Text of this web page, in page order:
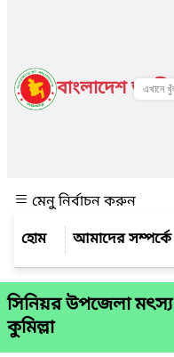
বাংলাদেশ
মেনু নির্বাচন করুন
আমাদের সম্পর্কে
সিনিয়র উপজেলা মৎস্য
কুমিল্লা